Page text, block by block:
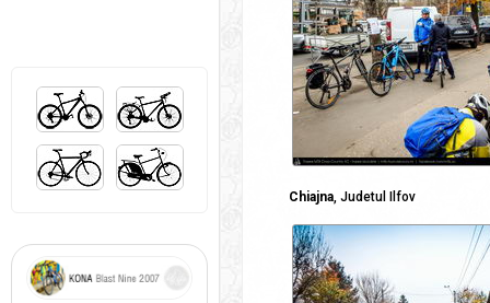
Chiajna, Judetul Ilfov